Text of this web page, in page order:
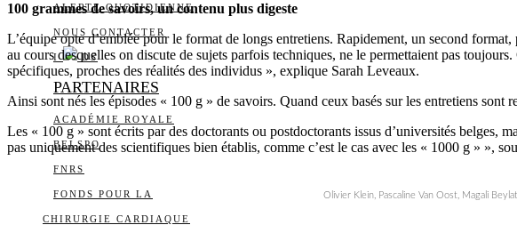
ALERTE QUOTIDIENNE
NOUS CONTACTER
I DS
PARTENAIRES
ACADÉMIE ROYALE
BELSPO
FNRS
FONDS POUR LA
CHIRURGIE CARDIAQUE
100 grammes de savoirs, un contenu plus digeste
L’équipe opte d’emblée pour le format de longs entretiens. Rapidement, un second
au cours desquelles on discute de sujets parfois techniques, ne le permettaient pas
spécifiques, proches des réalités des individus », explique Sarah Leveaux.
Ainsi sont nés les épisodes « 100 g » de savoirs. Quand ceux basés sur les entretiens sont
Les « 100 g » sont écrits par des doctorants ou postdoctorants issus d’universités belges,
pas uniquement des scientifiques bien établis, comme c’est le cas avec les « 1000 g » »,
Olivier Klein, Pascaline Van Oost, Magali